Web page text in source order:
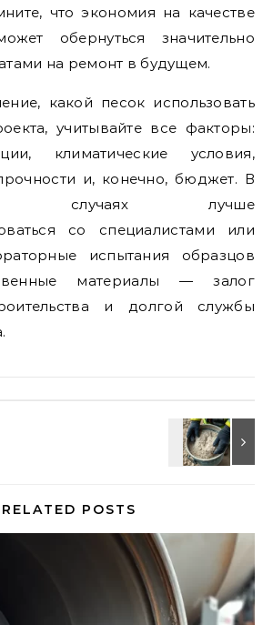
что экономия на качестве
обернуться значительно
на ремонт в будущем.
какой песок использовать
учитывайте все факторы:
климатические условия,
и, конечно, бюджет. В
случаях лучше
со специалистами или
испытания образцов
материалы — залог
и долгой службы
RELATED POSTS